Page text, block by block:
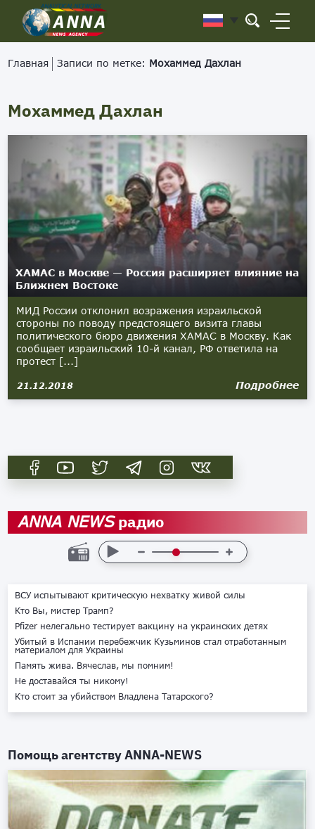
Главная Записи по метке: Мохаммед Дахлан
Мохаммед Дахлан
ХАМАС в Москве — Россия расширяет влияние на
Ближнем Востоке
МИД России отклонил возражения израильской
стороны по поводу предстоящего визита главы
политического бюро движения ХАМАС в Москву. Как
сообщает израильский 10-й канал, РФ ответила на
протест [...]
21.12.2018 Подробнее
ANNA NEWSрадио
ВСУ испытывают критическую нехватку живой силы
Кто Вы, мистер Трамп?
Pfizer нелегально тестирует вакцину на украинских детях
Убитый в Испании перебежчик Кузьминов стал отработанным
материалом для Украины
Память жива. Вячеслав, мы помним!
Не доставайся ты никому!
Кто стоит за убийством Владлена Татарского?
Помощь агентствуANNA-NEWS